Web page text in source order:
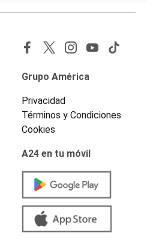
Grupo América
Privacidad
Términos y Condiciones
Cookies
A24 en tu móvil